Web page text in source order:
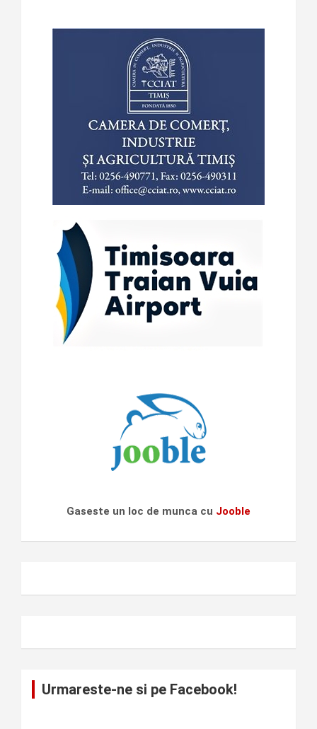
Gaseste un loc de munca cu Jooble
Urmareste-ne si pe Facebook!